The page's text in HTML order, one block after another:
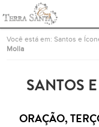
Ir para a página inicial
Você está em:Santos e
Molla
SANTOS
ORAÇÃO,